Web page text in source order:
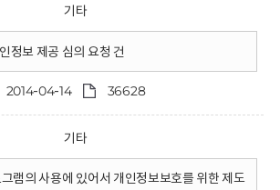
기타
정보 제공 심의 요청 건
2014-04-14 36628
기타
램의 사용에 있어서 개인정보보호를 위한 제도